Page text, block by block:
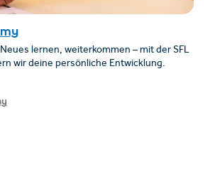
lernen, weiterkommen – mit der SFL
wir deine persönliche Entwicklung.